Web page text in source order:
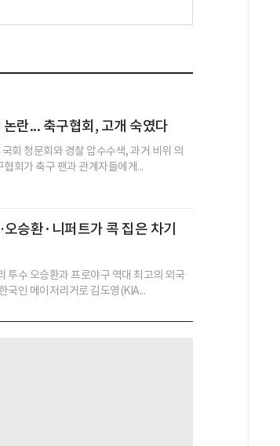
란... 축구협회, 고개 숙였다
회 청문회와 경찰 압수수색, 과거 비위 의
회가 축구 팬과 관계자들에게...
승환·니퍼트가 콕 집은 차기
투수 오승환과 프로야구 역대 최고의 외국
국인 메이저리거로 김도영(KIA...